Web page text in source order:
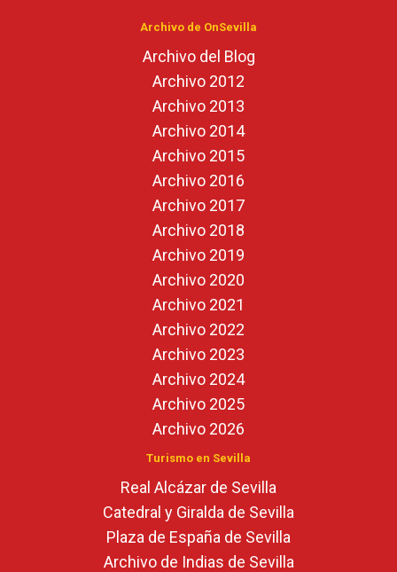
Archivo de OnSevilla
Archivo del Blog
Archivo 2012
Archivo 2013
Archivo 2014
Archivo 2015
Archivo 2016
Archivo 2017
Archivo 2018
Archivo 2019
Archivo 2020
Archivo 2021
Archivo 2022
Archivo 2023
Archivo 2024
Archivo 2025
Archivo 2026
Turismo en Sevilla
Real Alcázar de Sevilla
Catedral y Giralda de Sevilla
Plaza de España de Sevilla
Archivo de Indias de Sevilla